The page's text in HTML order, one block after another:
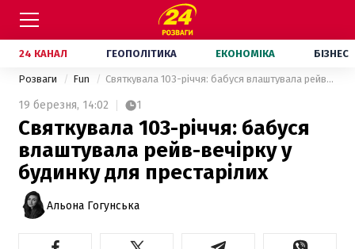
24 КАНАЛ ГЕОПОЛІТИКА ЕКОНОМІКА БІЗНЕС
Розваги Fun Святкувала 103-річчя: бабуся влаштувала рейв-вечірку у будинку для престарілих
19 березня, 14:02 1
Святкувала 103-річчя: бабуся
влаштувала рейв-вечірку у
будинку для престарілих
Альона Гогунська